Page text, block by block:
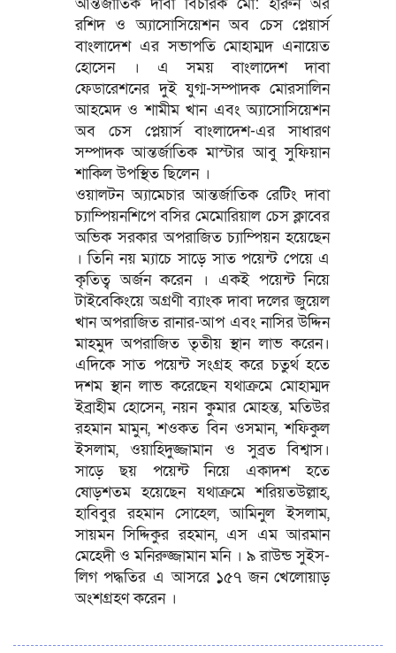
রশিদ ও অ্যাসোসিয়েশন অব চেস প্লেয়ার্স
বাংলাদেশ এর সভাপতি মোহাম্মদ এনায়েত
হোসেন । এ সময় বাংলাদেশ দাবা
ফেডারেশনের দুই যুগ্ম-সম্পাদক মোরসালিন
আহমেদ ও শামীম খান এবং অ্যাসোসিয়েশন
অব চেস প্লেয়ার্স বাংলাদেশ-এর সাধারণ
সম্পাদক আন্তর্জাতিক মাস্টার আবু সুফিয়ান
শাকিল উপস্থিত ছিলেন ।
ওয়ালটন অ্যামেচার আন্তর্জাতিক রেটিং দাবা
চ্যাম্পিয়নশিপে বসির মেমোরিয়াল চেস ক্লাবের
অভিক সরকার অপরাজিত চ্যাম্পিয়ন হয়েছেন
। তিনি নয় ম্যাচে সাড়ে সাত পয়েন্ট পেয়ে এ
কৃতিত্ব অর্জন করেন । একই পয়েন্ট নিয়ে
টাইবেকিংয়ে অগ্রণী ব্যাংক দাবা দলের জুয়েল
খান অপরাজিত রানার-আপ এবং নাসির উদ্দিন
মাহমুদ অপরাজিত তৃতীয় স্থান লাভ করেন।
এদিকে সাত পয়েন্ট সংগ্রহ করে চতুর্থ হতে
দশম স্থান লাভ করেছেন যথাক্রমে মোহাম্মদ
ইব্রাহীম হোসেন, নয়ন কুমার মোহন্ত, মতিউর
রহমান মামুন, শওকত বিন ওসমান, শফিকুল
ইসলাম, ওয়াহিদুজ্জামান ও সুব্রত বিশ্বাস।
সাড়ে ছয় পয়েন্ট নিয়ে একাদশ হতে
ষোড়শতম হয়েছেন যথাক্রমে শরিয়তউল্লাহ,
হাবিবুর রহমান সোহেল, আমিনুল ইসলাম,
সায়মন সিদ্দিকুর রহমান, এস এম আরমান
মেহেদী ও মনিরুজ্জামান মনি । ৯ রাউন্ড সুইস-
লিগ পদ্ধতির এ আসরে ১৫৭ জন খেলোয়াড়
অংশগ্রহণ করেন ।